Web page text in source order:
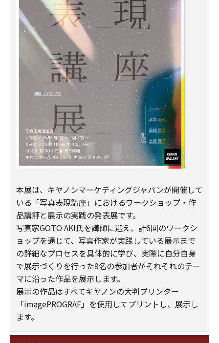
本展は、キヤノンマーケティングジャパンが開催して
いる「写真表現講座」におけるワークショップ・作
品講評と展示の実践の発表展です。
写真家GOTO AKI氏を講師に迎え、計6回のワークシ
ョップを通じて、写真作家が実践している展示まで
の詳細なプロセスを具体的に学び、実際に自分自身
で展示づくりを行った9名の参加者がそれぞれのテー
マに沿った作品を展示します。
展示の作品はすべてキヤノンの大判プリンター
「imagePROGRAF」を使用してプリントし、展示し
ます。